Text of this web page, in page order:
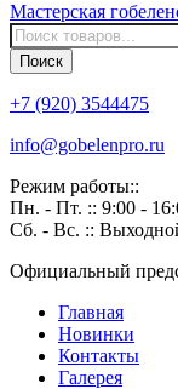
Мастерская
Поиск
товаров
Поиск
+7 (920) 3544475
info@gobelenpro.ru
Режим работы::
Пн. - Пт. :: 9:00 -
Сб. - Вс. ::
Официальный
Главная
Новинки
Контакты
Галерея